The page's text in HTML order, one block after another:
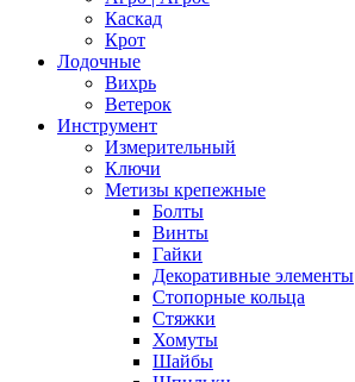
Каскад
Крот
Лодочные
Вихрь
Ветерок
Инструмент
Измерительный
Ключи
Метизы крепежные
Болты
Винты
Гайки
Декоративные элементы
Стопорные кольца
Стяжки
Хомуты
Шайбы